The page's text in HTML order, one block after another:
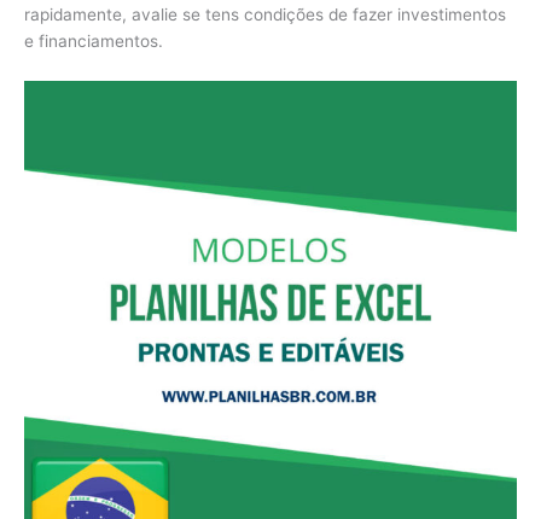
rapidamente, avalie se tens condições de fazer investimentos
e financiamentos.